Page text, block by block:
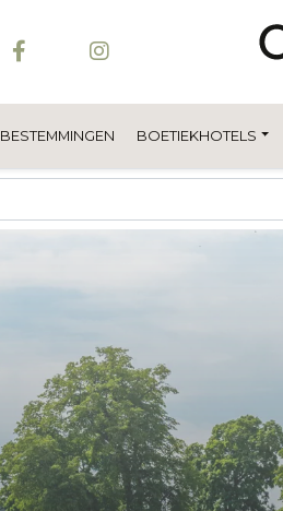
BESTEMMINGEN BOETIEKHOTELS